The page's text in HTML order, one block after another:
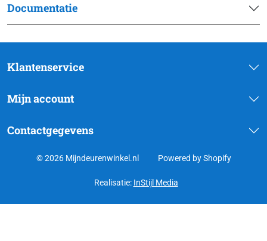
Documentatie
Klantenservice
Mijn account
Contactgegevens
© 2026 Mijndeurenwinkel.nl Powered by Shopify
Realisatie: InStijl Media